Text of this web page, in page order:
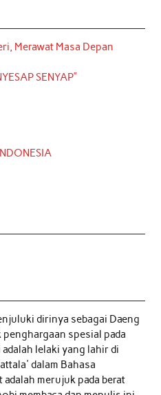
Merawat Masa Depan
SENYAP”
dirinya sebagai Daeng
spesial pada
lelaki yang lahir di
dalam Bahasa
merujuk pada berat